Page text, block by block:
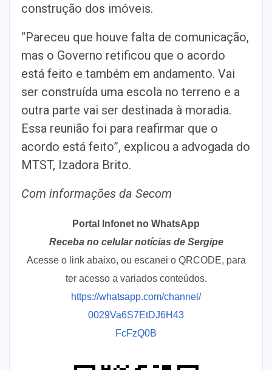
construção dos imóveis.
“Pareceu que houve falta de comunicação,
mas o Governo retificou que o acordo
está feito e também em andamento. Vai
ser construída uma escola no terreno e a
outra parte vai ser destinada à moradia.
Essa reunião foi para reafirmar que o
acordo está feito”, explicou a advogada do
MTST, Izadora Brito.
Com informações da Secom
Portal Infonet no WhatsApp
Receba no celular notícias de Sergipe
Acesse o link abaixo, ou escanei o QRCODE, para
ter acesso a variados conteúdos.
https://whatsapp.com/channel/
0029Va6S7EtDJ6H43
FcFzQ0B